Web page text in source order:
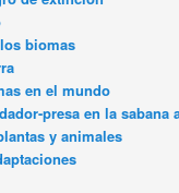
biomas
en el mundo
presa en la sabana
y animales